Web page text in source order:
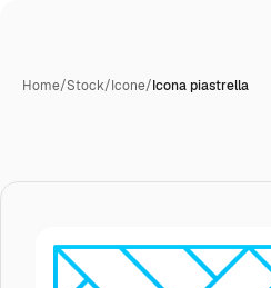
Home/Stock/Icone/Icona piastrella